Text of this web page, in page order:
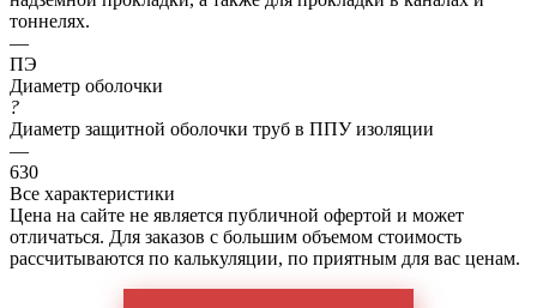
тоннелях.
—
ПЭ
Диаметр оболочки
?
Диаметр защитной оболочки труб в ППУ изоляции
—
630
Все характеристики
Цена на сайте не является публичной офертой и может
отличаться. Для заказов с большим объемом стоимость
рассчитываются по калькуляции, по приятным для вас ценам.